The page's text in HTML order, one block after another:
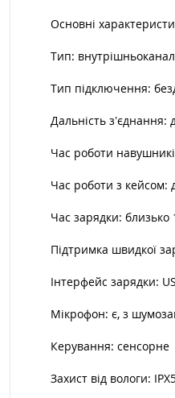
Основні
Тип:
Тип підключення:
Дальність з’єднання:
Час роботи
Час роботи з кейсом:
Час зарядки: близько
Підтримка швидкої
Інтерфейс зарядки:
Мікрофон: є, з
Керування: сенсорне
Захист від вологи: